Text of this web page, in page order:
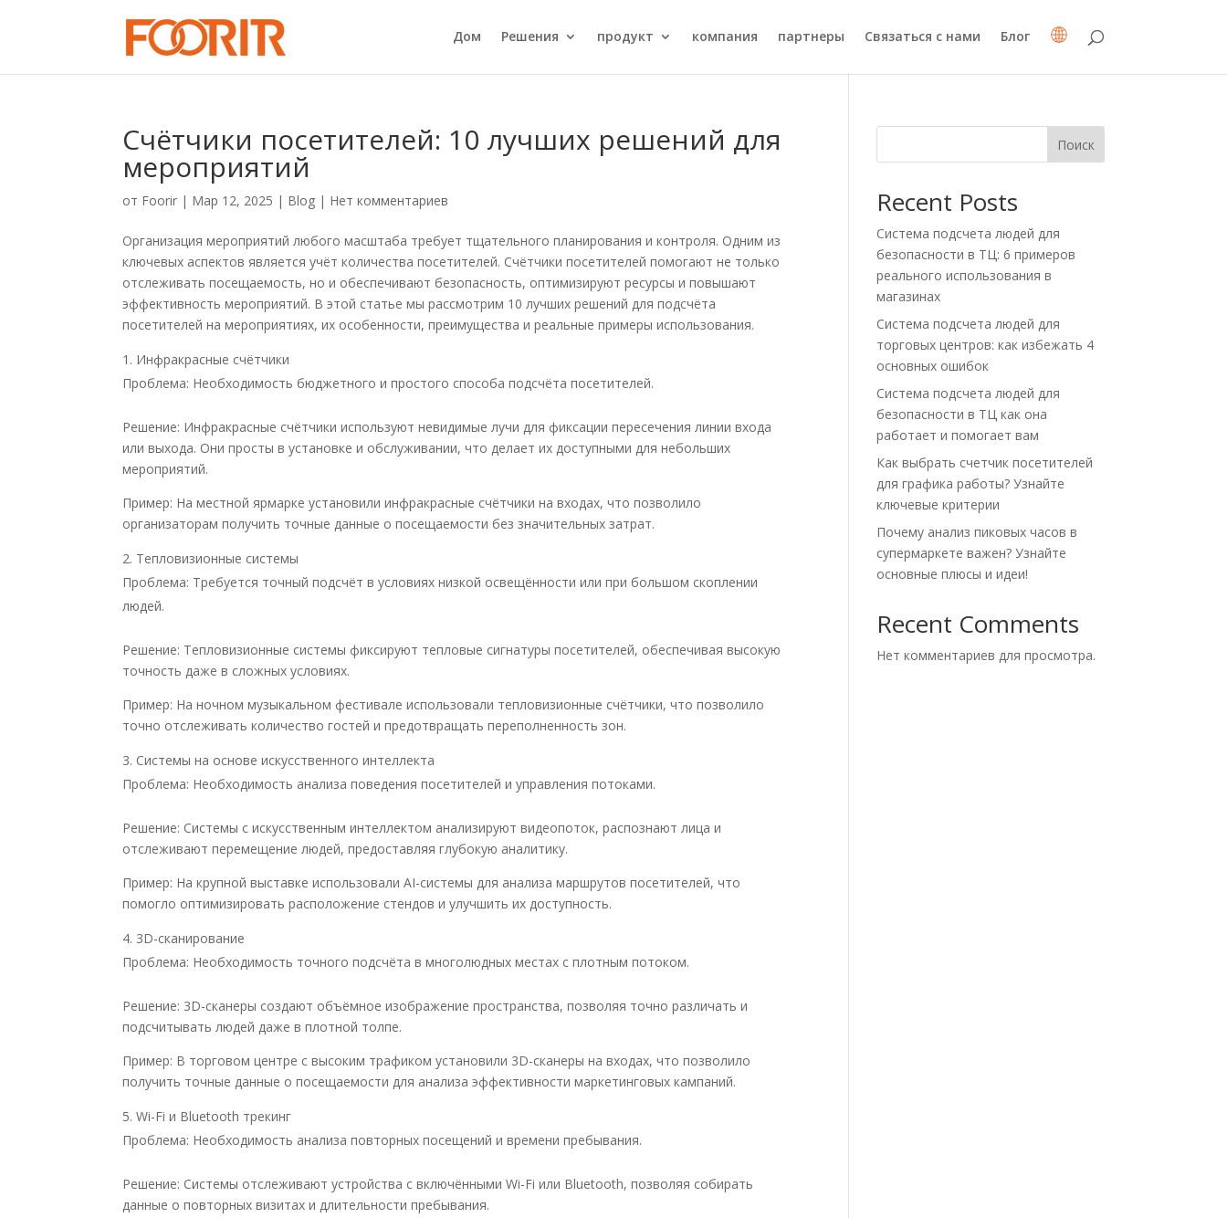
Дом Решения продукт компания партнеры Связаться с нами Блог
Счётчики посетителей: 10 лучших решений для
мероприятий
от Foorir | Мар 12, 2025 | Blog | Нет комментариев
Организация мероприятий любого масштаба требует тщательного планирования и контроля. Одним из
ключевых аспектов является учёт количества посетителей. Счётчики посетителей помогают не только
отслеживать посещаемость, но и обеспечивают безопасность, оптимизируют ресурсы и повышают
эффективность мероприятий. В этой статье мы рассмотрим 10 лучших решений для подсчёта
посетителей на мероприятиях, их особенности, преимущества и реальные примеры использования.
Инфракрасные счётчики
Проблема: Необходимость бюджетного и простого способа подсчёта посетителей.
Решение: Инфракрасные счётчики используют невидимые лучи для фиксации пересечения линии входа
или выхода. Они просты в установке и обслуживании, что делает их доступными для небольших
мероприятий.
Пример: На местной ярмарке установили инфракрасные счётчики на входах, что позволило
организаторам получить точные данные о посещаемости без значительных затрат.
Тепловизионные системы
Проблема: Требуется точный подсчёт в условиях низкой освещённости или при большом скоплении
людей.
Решение: Тепловизионные системы фиксируют тепловые сигнатуры посетителей, обеспечивая высокую
точность даже в сложных условиях.
Пример: На ночном музыкальном фестивале использовали тепловизионные счётчики, что позволило
точно отслеживать количество гостей и предотвращать переполненность зон.
Системы на основе искусственного интеллекта
Проблема: Необходимость анализа поведения посетителей и управления потоками.
Решение: Системы с искусственным интеллектом анализируют видеопоток, распознают лица и
отслеживают перемещение людей, предоставляя глубокую аналитику.
Пример: На крупной выставке использовали AI-системы для анализа маршрутов посетителей, что
помогло оптимизировать расположение стендов и улучшить их доступность.
3D-сканирование
Проблема: Необходимость точного подсчёта в многолюдных местах с плотным потоком.
Решение: 3D-сканеры создают объёмное изображение пространства, позволяя точно различать и
подсчитывать людей даже в плотной толпе.
Пример: В торговом центре с высоким трафиком установили 3D-сканеры на входах, что позволило
получить точные данные о посещаемости для анализа эффективности маркетинговых кампаний.
Wi-Fi и Bluetooth трекинг
Проблема: Необходимость анализа повторных посещений и времени пребывания.
Решение: Системы отслеживают устройства с включёнными Wi-Fi или Bluetooth, позволяя собирать
данные о повторных визитах и длительности пребывания.
Поиск
Recent Posts
Система подсчета людей для
безопасности в ТЦ: 6 примеров
реального использования в
магазинах
Система подсчета людей для
торговых центров: как избежать 4
основных ошибок
Система подсчета людей для
безопасности в ТЦ как она
работает и помогает вам
Как выбрать счетчик посетителей
для графика работы? Узнайте
ключевые критерии
Почему анализ пиковых часов в
супермаркете важен? Узнайте
основные плюсы и идеи!
Recent Comments
Нет комментариев для просмотра.